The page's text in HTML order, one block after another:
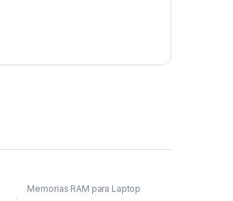
Memorias RAM para Laptop